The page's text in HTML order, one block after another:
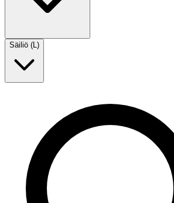
Säiliö (L)